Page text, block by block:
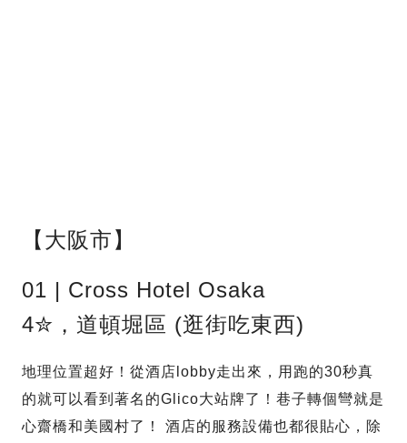
【大阪市】
01 | Cross Hotel Osaka
4✮，道頓堀區 (逛街吃東西)
地理位置超好！從酒店lobby走出來，用跑的30秒真
的就可以看到著名的Glico大站牌了！巷子轉個彎就是
心齋橋和美國村了！ 酒店的服務設備也都很貼心，除